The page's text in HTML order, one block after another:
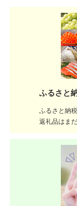
ふるさと
ふるさと納
返礼品はま